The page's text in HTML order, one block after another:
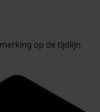
op de tijdlijn